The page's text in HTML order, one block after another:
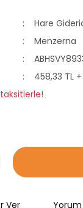
Hare
Menzerna
458,33 TL +
Ver Yorum